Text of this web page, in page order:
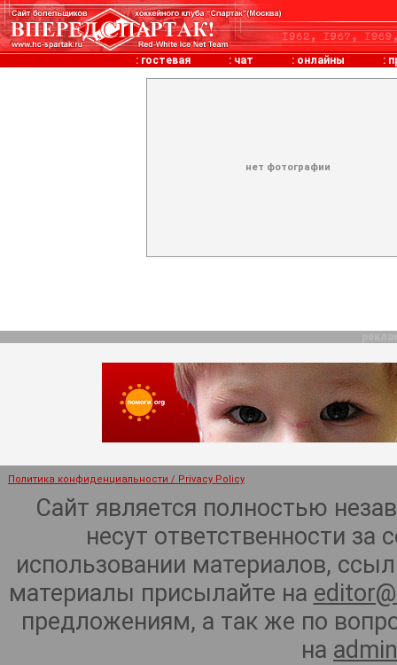
: гостевая : чат : онлайны :
нет фотографии
Политика конфиденциальности / Privacy Policy
Сайт является полностью
несут ответственности
использовании материалов,
материалы присылайте на
предложениям, а так же по
на